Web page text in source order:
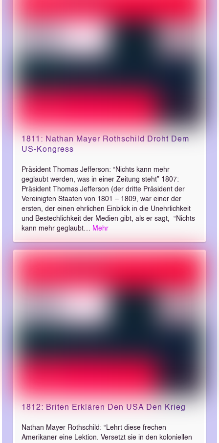
1811: Nathan Mayer Rothschild Droht Dem
US-Kongress
Präsident Thomas Jefferson: “Nichts kann mehr
geglaubt werden, was in einer Zeitung steht” 1807:
Präsident Thomas Jefferson (der dritte Präsident der
Vereinigten Staaten von 1801 – 1809, war einer der
ersten, der einen ehrlichen Einblick in die Unehrlichkeit
und Bestechlichkeit der Medien gibt, als er sagt, “Nichts
kann mehr geglaubt… Mehr
1812: Briten Erklären Den USA Den Krieg
Nathan Mayer Rothschild: “Lehrt diese frechen
Amerikaner eine Lektion. Versetzt sie in den koloniellen